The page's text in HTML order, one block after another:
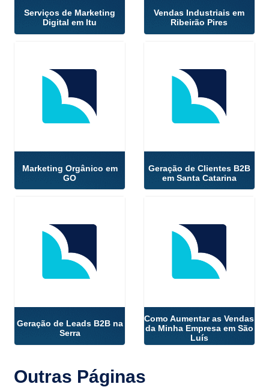
Serviços de Marketing
Digital em Itu
Vendas Industriais em
Ribeirão Pires
Marketing Orgânico em
GO
Geração de Clientes B2B
em Santa Catarina
Geração de Leads B2B na
Serra
Como Aumentar as Vendas
da Minha Empresa em São
Luís
Outras Páginas